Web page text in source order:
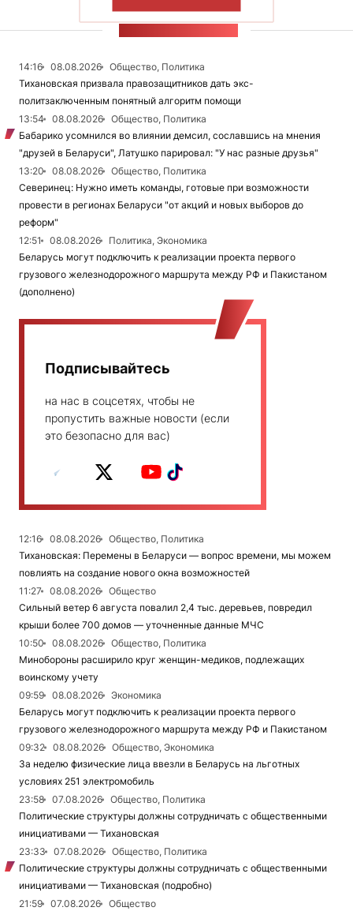
14:16 08.08.2026
Общество, Политика
Тихановская призвала правозащитников дать экс-
политзаключенным понятный алгоритм помощи
13:54
08.08.2026
Общество, Политика
Бабарико усомнился во влиянии демсил, сославшись на мнения
"друзей в Беларуси", Латушко парировал: "У нас разные друзья"
13:20
08.08.2026
Общество, Политика
Северинец: Нужно иметь команды, готовые при возможности
провести в регионах Беларуси "от акций и новых выборов до
реформ"
12:51
08.08.2026
Политика, Экономика
Беларусь могут подключить к реализации проекта первого
грузового железнодорожного маршрута между РФ и Пакистаном
(дополнено)
Подписывайтесь
на нас в соцсетях, чтобы не
пропустить важные новости (если
это безопасно для вас)
12:16 08.08.2026
Общество, Политика
Тихановская: Перемены в Беларуси — вопрос времени, мы можем
повлиять на создание нового окна возможностей
11:27
08.08.2026
Общество
Сильный ветер 6 августа повалил 2,4 тыс. деревьев, повредил
крыши более 700 домов — уточненные данные МЧС
10:50
08.08.2026
Общество, Политика
Минобороны расширило круг женщин-медиков, подлежащих
воинскому учету
09:59
08.08.2026
Экономика
Беларусь могут подключить к реализации проекта первого
грузового железнодорожного маршрута между РФ и Пакистаном
09:32
08.08.2026
Общество, Экономика
За неделю физические лица ввезли в Беларусь на льготных
условиях 251 электромобиль
23:58
07.08.2026
Общество, Политика
Политические структуры должны сотрудничать с общественными
инициативами — Тихановская
23:33
07.08.2026
Общество, Политика
Политические структуры должны сотрудничать с общественными
инициативами — Тихановская (подробно)
21:59
07.08.2026
Общество